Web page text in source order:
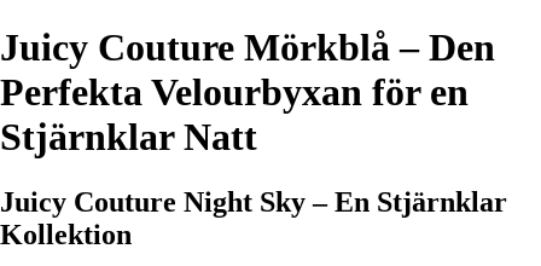
Juicy Couture Mörkblå – Den
Perfekta Velourbyxan för en
Stjärnklar Natt
Juicy Couture Night Sky – En Stjärnklar
Kollektion